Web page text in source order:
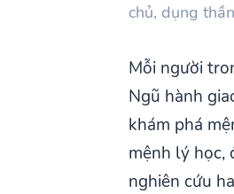
chủ, dụng
Mỗi người
Ngũ hành
khám phá
mệnh lý học,
nghiên cứu